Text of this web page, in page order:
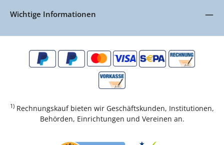
Wichtige Informationen
1) Rechnungskauf bieten wir Geschäftskunden, Institutionen,
Behörden, Einrichtungen und Vereinen an.